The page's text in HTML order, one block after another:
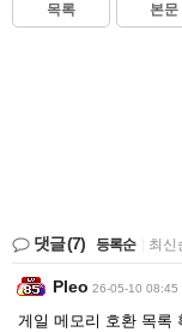
목록 본문
댓글(7) 등록순 최신
Pleo 26-05-10 08:45
게일 메모리 호환 목록